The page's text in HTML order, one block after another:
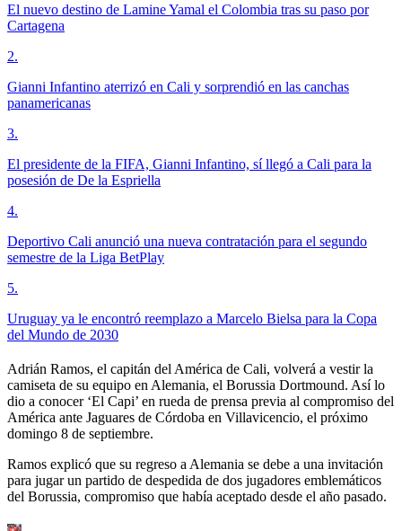
El nuevo destino de Lamine Yamal el Colombia tras su paso por
Cartagena
2.
Gianni Infantino aterrizó en Cali y sorprendió en las canchas
panamericanas
3.
El presidente de la FIFA, Gianni Infantino, sí llegó a Cali para la
posesión de De la Espriella
4.
Deportivo Cali anunció una nueva contratación para el segundo
semestre de la Liga BetPlay
5.
Uruguay ya le encontró reemplazo a Marcelo Bielsa para la Copa
del Mundo de 2030
Adrián Ramos, el capitán del América de Cali, volverá a vestir la
camiseta de su equipo en Alemania, el Borussia Dortmound. Así lo
dio a conocer ‘El Capi’ en rueda de prensa previa al compromiso del
América ante Jaguares de Córdoba en Villavicencio, el próximo
domingo 8 de septiembre.
Ramos explicó que su regreso a Alemania se debe a una invitación
para jugar un partido de despedida de dos jugadores emblemáticos
del Borussia, compromiso que había aceptado desde el año pasado.